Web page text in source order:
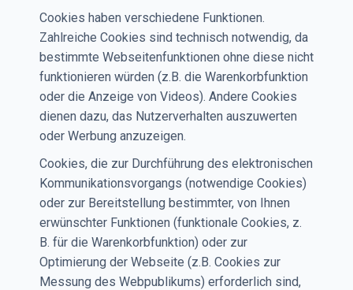
Cookies haben verschiedene Funktionen.
Zahlreiche Cookies sind technisch notwendig, da
bestimmte Webseitenfunktionen ohne diese nicht
funktionieren würden (z.B. die Warenkorbfunktion
oder die Anzeige von Videos). Andere Cookies
dienen dazu, das Nutzerverhalten auszuwerten
oder Werbung anzuzeigen.
Cookies, die zur Durchführung des elektronischen
Kommunikationsvorgangs (notwendige Cookies)
oder zur Bereitstellung bestimmter, von Ihnen
erwünschter Funktionen (funktionale Cookies, z.
B. für die Warenkorbfunktion) oder zur
Optimierung der Webseite (z.B. Cookies zur
Messung des Webpublikums) erforderlich sind,